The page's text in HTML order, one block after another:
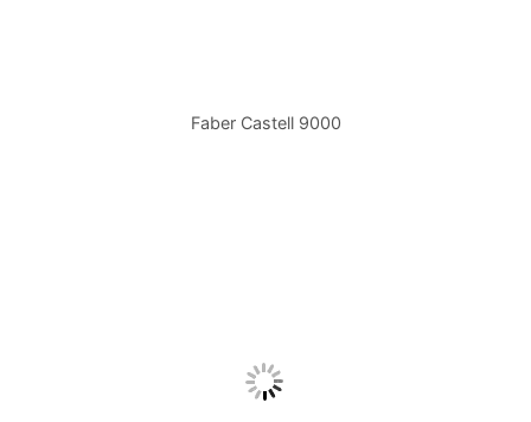
Faber Castell 9000